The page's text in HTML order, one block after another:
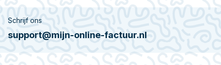
Schrijf ons
support@mijn-online-factuur.nl